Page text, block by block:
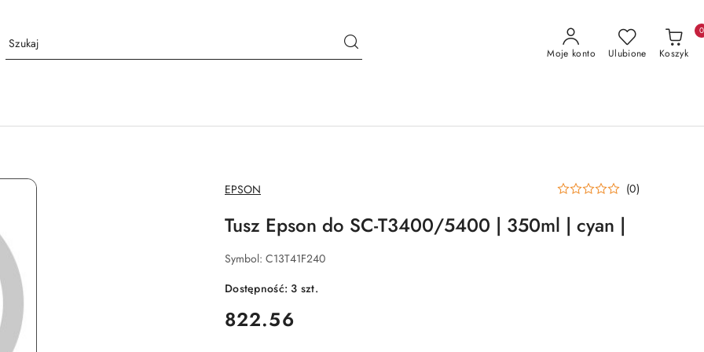
Moje konto Ulubione Koszyk
0
NAZWA
PRODUCENTA:
EPSON (0)
Tusz Epson do SC-T3400/5400 | 350ml | cyan |
Symbol: C13T41F240
Dostępność:3 szt.
cena:
822.56